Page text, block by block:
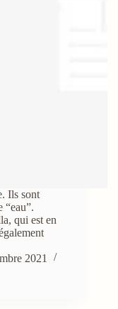
Ils sont
“eau”.
qui est en
2021